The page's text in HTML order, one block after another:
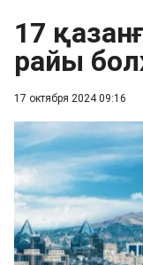
17 октября 2024 09:16
17
райы